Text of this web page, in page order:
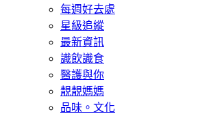
每週好去處
星級追縱
最新資訊
識飲識食
醫護與你
靚靚媽媽
品味。文化